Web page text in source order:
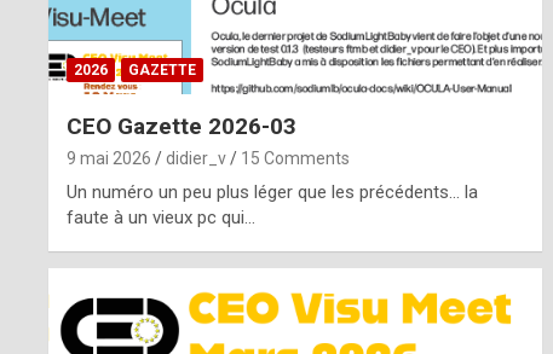
2026 GAZETTE
CEO Gazette 2026-03
9 mai 2026 didier_v 15 Comments
Un numéro un peu plus léger que les précédents… la
faute à un vieux pc qui…